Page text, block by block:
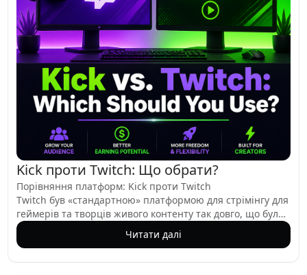
Kick проти Twitch: Що обрати?
Порівняння платформ: Kick проти Twitch
Twitch був «стандартною» платформою для стрімінгу для
геймерів та творців живого контенту так довго, що було
важко уявити використання чогось іншого. Але Kick,
запущений у грудні 2022 року, сколихнув сцену вигідним
Читати далі